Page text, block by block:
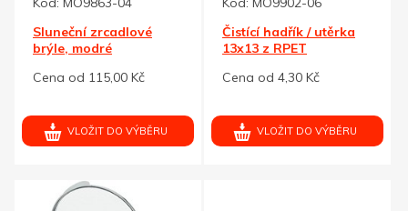
Sluneční zrcadlové
brýle, modré
Cena od 115,00 Kč
VLOŽIT DO VÝBĚRU
Čistící hadřík / utěrka
13x13 z RPET
Cena od 4,30 Kč
VLOŽIT DO VÝBĚRU